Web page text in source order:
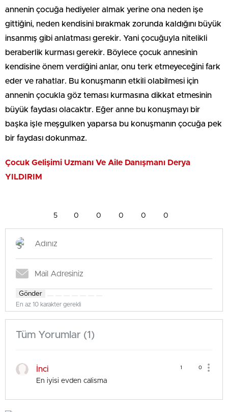
annenin çocuğa hediyeler almak yerine ona neden işe
gittiğini, neden kendisini bırakmak zorunda kaldığını büyük
insanmış gibi anlatması gerekir. Yani çocuğuyla nitelikli
beraberlik kurması gerekir. Böylece çocuk annesinin
kendisine önem verdiğini anlar, onu terk etmeyeceğini fark
eder ve rahatlar. Bu konuşmanın etkili olabilmesi için
annenin çocukla göz teması kurmasına dikkat etmesinin
büyük faydası olacaktır. Eğer anne bu konuşmayı bir
başka işle meşgulken yaparsa bu konuşmanın çocuğa pek
bir faydası dokunmaz.
Çocuk Gelişimi Uzmanı Ve Aile Danışmanı Derya
YILDIRIM
5 0 0 0 0 0
Gönder
En az 10 karakter gerekli
Tüm Yorumlar (1)
İnci 1 0
En iyisi evden calisma